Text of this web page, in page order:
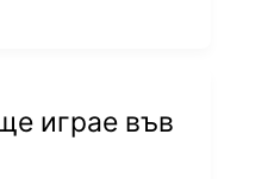
favorites
играе във